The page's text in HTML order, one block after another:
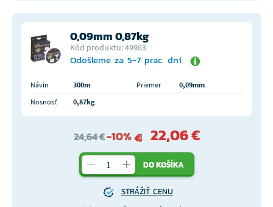
0,09mm 0,87kg
Kód produktu: 49963
Odošleme za 5-7 prac. dní
Návin 300m Priemer
0,09mm
Nosnosť
0,87kg
24,64 €-10% 22,06 €
DO KOŠÍKA
STRÁŽIŤ CENU